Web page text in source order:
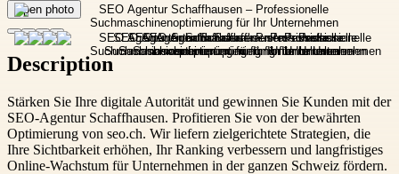
Open photo
Description
Stärken Sie Ihre digitale Autorität und gewinnen Sie Kunden mit der
SEO-Agentur Schaffhausen. Profitieren Sie von der bewährten
Optimierung von seo.ch. Wir liefern zielgerichtete Strategien, die
Ihre Sichtbarkeit erhöhen, Ihr Ranking verbessern und langfristiges
Online-Wachstum für Unternehmen in der ganzen Schweiz fördern.